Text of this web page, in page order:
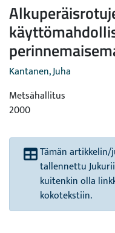
Kantanen, Juha
Metsähallitus
2000
Tämän
tallennettu
kuitenkin olla
kokotekstiin.